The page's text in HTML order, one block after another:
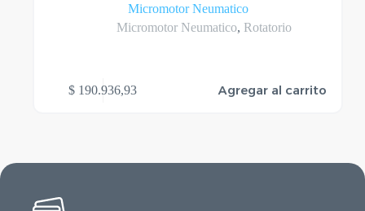
Micromotor Neumatico
Micromotor Neumatico, Rotatorio
$ 190.936,93 Agregar al carrito